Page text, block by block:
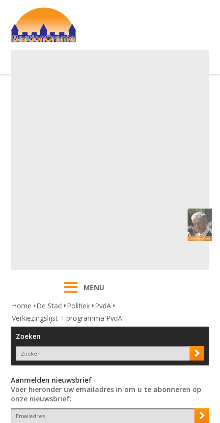
MENU
Home
De Stad Politiek PvdA
Verkiezingslijst + programma PvdA
Zoeken
Aanmelden nieuwsbrief
Voer hieronder uw emailadres in om u te abonneren op
onze nieuwsbrief: